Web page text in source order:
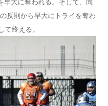
早大に奪われる。そして、同
反則から早大にトライを奪わ
終える。